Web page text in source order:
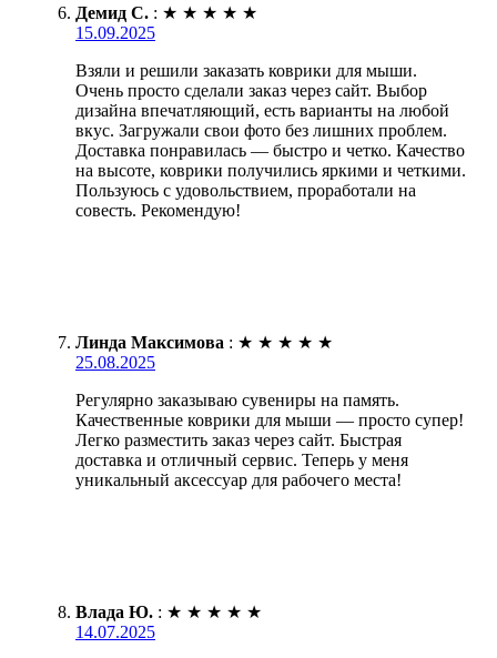
Демид С. : ★ ★ ★ ★ ★
15.09.2025
Взяли и решили заказать коврики для мыши.
Очень просто сделали заказ через сайт. Выбор
дизайна впечатляющий, есть варианты на любой
вкус. Загружали свои фото без лишних проблем.
Доставка понравилась — быстро и четко. Качество
на высоте, коврики получились яркими и четкими.
Пользуюсь с удовольствием, проработали на
совесть. Рекомендую!
Линда Максимова : ★ ★ ★ ★ ★
25.08.2025
Регулярно заказываю сувениры на память.
Качественные коврики для мыши — просто супер!
Легко разместить заказ через сайт. Быстрая
доставка и отличный сервис. Теперь у меня
уникальный аксессуар для рабочего места!
Влада Ю. : ★ ★ ★ ★ ★
14.07.2025